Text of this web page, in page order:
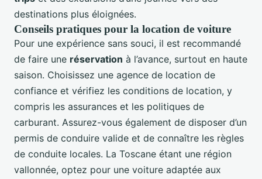
destinations plus éloignées.
Conseils pratiques pour la location de voiture
Pour une expérience sans souci, il est recommandé
de faire une réservation à l’avance, surtout en haute
saison. Choisissez une agence de location de
confiance et vérifiez les conditions de location, y
compris les assurances et les politiques de
carburant. Assurez-vous également de disposer d’un
permis de conduire valide et de connaître les règles
de conduite locales. La Toscane étant une région
vallonnée, optez pour une voiture adaptée aux